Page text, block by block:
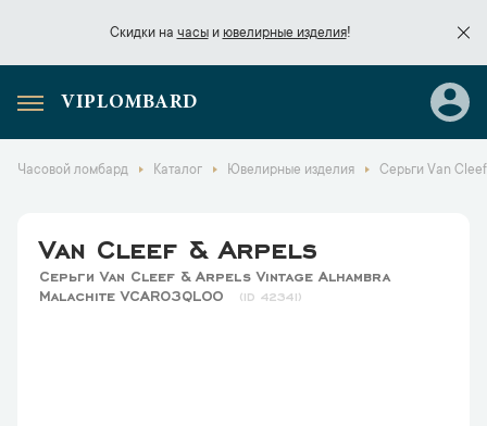
Скидки на часыи ювелирные изделия!
Скидки начасы
VIPLOMBARD
Часовой ломбард Каталог Ювелирные изделия Серьги Van
Van Cleef & Arpels
Серьги Van Cleef & Arpels Vintage Alhambra
Malachite VCARO3QL00
42341